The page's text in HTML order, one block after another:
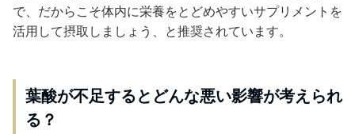
で、だからこそ体内に栄養をとどめやすいサプリメントを
活用して摂取しましょう、と推奨されています。
葉酸が不足するとどんな悪い影響が考えられ
る？